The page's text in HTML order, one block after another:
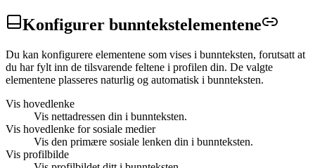
Konfigurer bunntekstelementene
Du kan konfigurere elementene som vises i bunnteksten, forutsatt at
du har fylt inn de tilsvarende feltene i profilen din. De valgte
elementene plasseres naturlig og automatisk i bunnteksten.
Vis hovedlenke
Vis nettadressen din i bunnteksten.
Vis hovedlenke for sosiale medier
Vis den primære sosiale lenken din i bunnteksten.
Vis profilbilde